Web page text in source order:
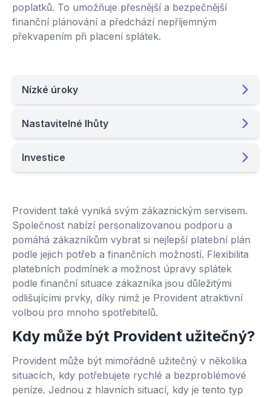
poplatků. To umožňuje přesnější a bezpečnější
finanční plánování a předchází nepříjemným
překvapením při placení splátek.
Nízké úroky
Nastavitelné lhůty
Investice
Provident také vyniká svým zákaznickým servisem.
Společnost nabízí personalizovanou podporu a
pomáhá zákazníkům vybrat si nejlepší platební plán
podle jejich potřeb a finančních možností. Flexibilita
platebních podmínek a možnost úpravy splátek
podle finanční situace zákazníka jsou důležitými
odlišujícími prvky, díky nimž je Provident atraktivní
volbou pro mnoho spotřebitelů.
Kdy může být Provident užitečný?
Provident může být mimořádně užitečný v několika
situacích, kdy potřebujete rychlé a bezproblémové
peníze. Jednou z hlavních situací, kdy je tento typ